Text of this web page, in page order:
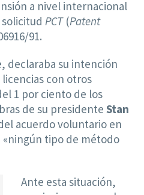
a nivel internacional
PCT (Patent
91.
declaraba su intención
con otros
1 por ciento de los
de su presidente Stan
acuerdo voluntario en
«ningún tipo de método
Ante esta situación,